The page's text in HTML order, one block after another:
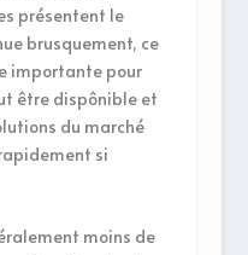
présentent le
brusquement, ce
importante pour
être dispônible et
du marché
si
moins de